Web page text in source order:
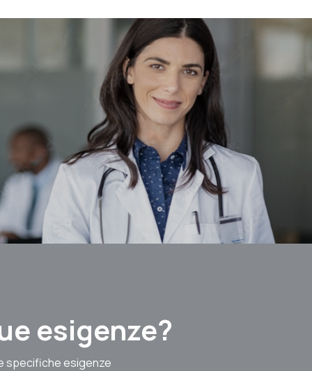
esigenze?
specifiche esigenze